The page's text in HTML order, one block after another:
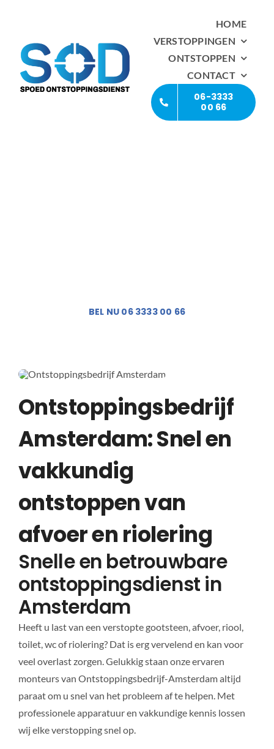
inhoud
HOME
VERSTOPPINGEN
ONTSTOPPEN
CONTACT
06-3333
00 66
BEL NU 06 3333 00 66
Ontstoppingsbedrijf
Amsterdam: Snel en
vakkundig
ontstoppen van
afvoer en riolering
Snelle en betrouwbare
ontstoppingsdienst in
Amsterdam
Heeft u last van een verstopte gootsteen, afvoer, riool,
toilet, wc of riolering? Dat is erg vervelend en kan voor
veel overlast zorgen. Gelukkig staan onze ervaren
monteurs van Ontstoppingsbedrijf-Amsterdam altijd
paraat om u snel van het probleem af te helpen. Met
professionele apparatuur en vakkundige kennis lossen
wij elke verstopping snel op.